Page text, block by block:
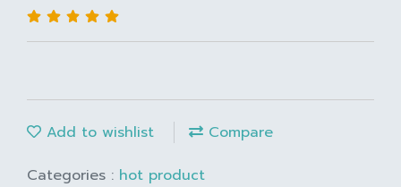
Add to wishlist
Compare
Categories : hot product